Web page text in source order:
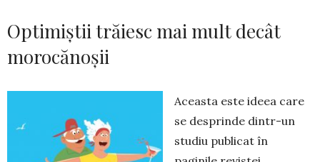
Optimiștii trăiesc mai mult decât
morocănoșii
Aceasta este ideea care
se desprinde dintr-un
studiu publicat în